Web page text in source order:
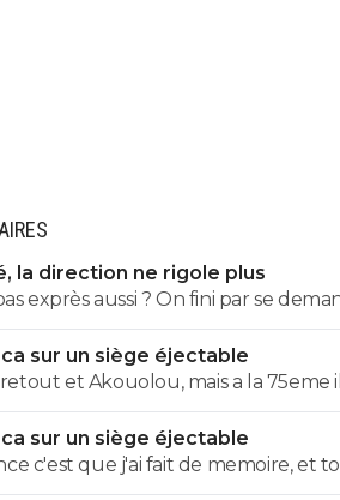
la direction ne rigole plus
exprès aussi ? On fini par se
douter que le mercato n'est pas
comme ca on va droit à la
sur un siège éjectable
et Akouolou, mais a la 75eme
et tu es en position de qualifié
sur un siège éjectable
c'est que j'ai fait de memoire, et
35 au lieu de 25, et 19eme